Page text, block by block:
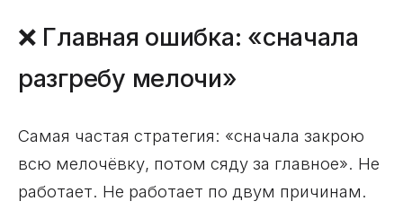
❌ Главная ошибка: «сначала
разгребу мелочи»
Самая частая стратегия: «сначала закрою
всю мелочёвку, потом сяду за главное». Не
работает. Не работает по двум причинам.